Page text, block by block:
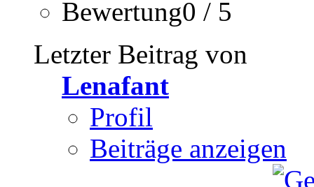
Bewertung0 / 5
Letzter Beitrag von
Lenafant
Profil
Beiträge anzeigen